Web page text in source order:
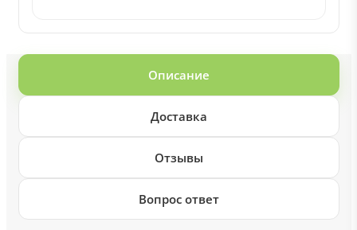
Описание
Доставка
Отзывы
Вопрос ответ